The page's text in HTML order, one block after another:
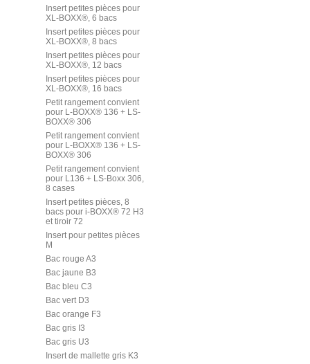
Insert petites pièces pour
XL-BOXX®, 6 bacs
Insert petites pièces pour
XL-BOXX®, 8 bacs
Insert petites pièces pour
XL-BOXX®, 12 bacs
Insert petites pièces pour
XL-BOXX®, 16 bacs
Petit rangement convient
pour L-BOXX® 136 + LS-
BOXX® 306
Petit rangement convient
pour L-BOXX® 136 + LS-
BOXX® 306
Petit rangement convient
pour L136 + LS-Boxx 306,
8 cases
Insert petites pièces, 8
bacs pour i-BOXX® 72 H3
et tiroir 72
Insert pour petites pièces
M
Bac rouge A3
Bac jaune B3
Bac bleu C3
Bac vert D3
Bac orange F3
Bac gris I3
Bac gris U3
Insert de mallette gris K3